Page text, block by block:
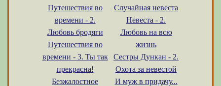
Путешествия во
времени - 2.
Любовь бродяги
Путешествия во
времени - 3. Ты так
прекрасна!
Безжалостное
Случайная невеста
Невеста - 2.
Любовь на всю
жизнь
Сестры Дункан - 2.
Охота за невестой
И муж в придачу...